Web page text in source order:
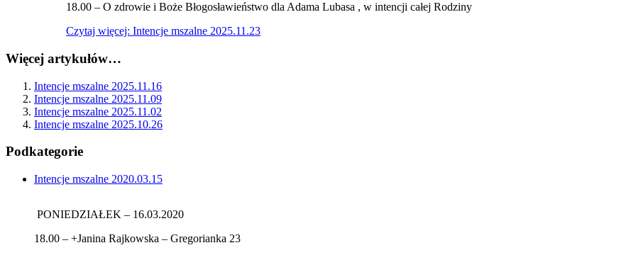
18.00 – O zdrowie i Boże Błogosławieństwo dla Adama Lubasa , w intencji całej Rodziny
Czytaj więcej: Intencje mszalne 2025.11.23
Więcej artykułów…
Intencje mszalne 2025.11.16
Intencje mszalne 2025.11.09
Intencje mszalne 2025.11.02
Intencje mszalne 2025.10.26
Podkategorie
Intencje mszalne 2020.03.15
PONIEDZIAŁEK – 16.03.2020
18.00 – +Janina Rajkowska – Gregorianka 23